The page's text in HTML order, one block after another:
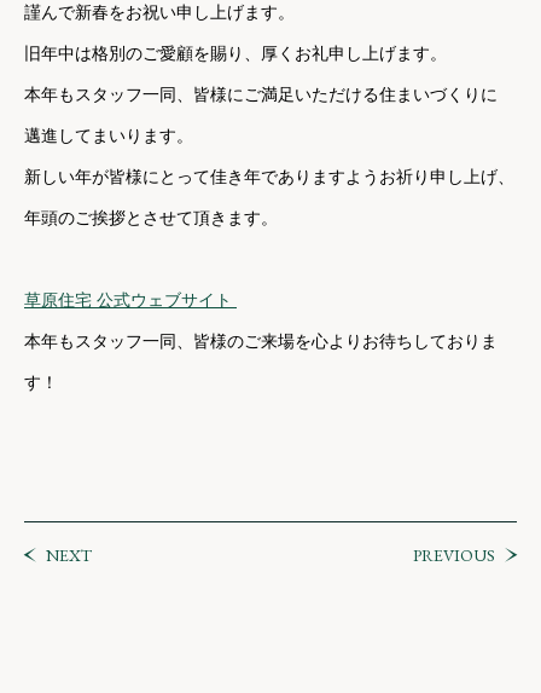
謹んで新春をお祝い申し上げます。
旧年中は格別のご愛顧を賜り、厚くお礼申し上げます。
本年もスタッフ一同、皆様にご満足いただける住まいづくりに
邁進してまいります。
新しい年が皆様にとって佳き年でありますようお祈り申し上げ、
年頭のご挨拶とさせて頂きます。
草原住宅 公式ウェブサイト
本年もスタッフ一同、皆様のご来場を心よりお待ちしておりま
す！
NEXT PREVIOUS